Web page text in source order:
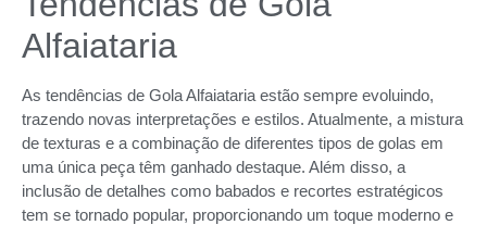
Alfaiataria
As tendências de Gola Alfaiataria estão sempre evoluindo,
trazendo novas interpretações e estilos. Atualmente, a mistura
de texturas e a combinação de diferentes tipos de golas em
uma única peça têm ganhado destaque. Além disso, a
inclusão de detalhes como babados e recortes estratégicos
tem se tornado popular, proporcionando um toque moderno e